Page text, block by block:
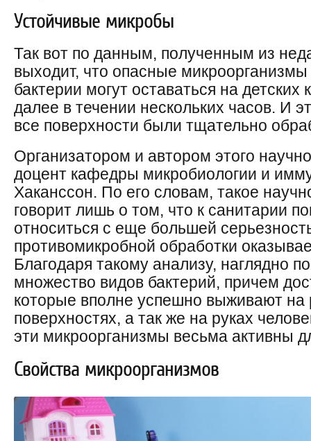
Устойчивые микробы
Так вот по данным, полученным из
выходит, что опасные
бактерии могут оставаться на детских
далее в течении нескольких часов. И
все поверхности были тщательно
Организатором и автором этого
доцент кафедры микробиологии и
Хаканссон. По его словам, такое
говорит лишь о том, что к санитарии
относиться с еще большей
противомикробной обработки
Благодаря такому анализу, наглядно
множество видов бактерий, причем
которые вполне успешно выживают
поверхностях, а так же на руках
эти микроорганизмы весьма активны
Свойства микроорганизмов